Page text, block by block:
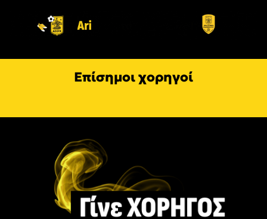
Επίσημοι χορηγοί